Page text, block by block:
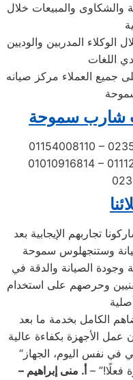
والشكاوى والمبيعات خلال
المدربين والوديين
اللغات
جميع العملاء مركز صيانه
شارب سموحة
01154008110 –
01010916814 –
تجاربهم الإيجابية بعد
وجودة الصيانة والدقة في
وحرصهم على استخدام
الكامل بخدمة ما بعد
“طلبت صيانة للغسالة، وجاء الفني في نفس اليوم، الجهاز
فعلًا!” – أ. منى إبراهيم –